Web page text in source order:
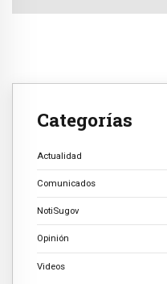
Categorías
Actualidad
Comunicados
NotiSugov
Opinión
Videos